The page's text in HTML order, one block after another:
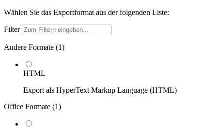
Wählen Sie das Exportformat aus der folgenden Liste:
Filter
Andere Formate (1)
HTML
Export als HyperText Markup Language (HTML)
Office Formate (1)